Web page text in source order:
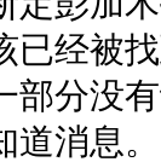
已经被
部分没
消息。